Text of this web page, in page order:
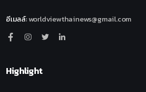
อีเมลล์:worldviewthainews@gmail.com
Highlight